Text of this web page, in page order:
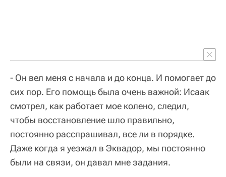
- Он вел меня с начала и до конца. И помогает до
сих пор. Его помощь была очень важной: Исаак
смотрел, как работает мое колено, следил,
чтобы восстановление шло правильно,
постоянно расспрашивал, все ли в порядке.
Даже когда я уезжал в Эквадор, мы постоянно
были на связи, он давал мне задания.